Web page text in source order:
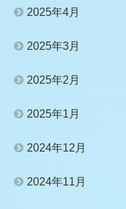
2025年4月
2025年3月
2025年2月
2025年1月
2024年12月
2024年11月